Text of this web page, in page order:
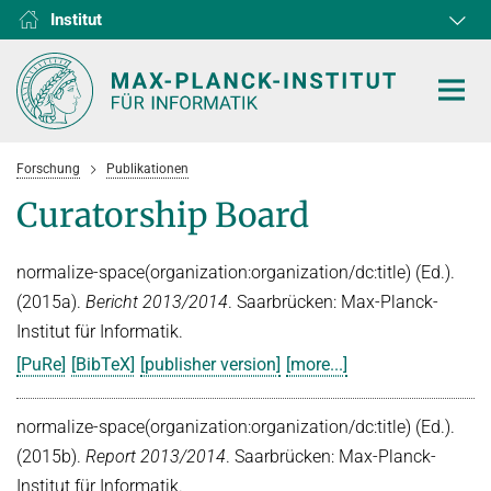
Institut
D1
D2
D3
D4
D5
D6
RG1
RG2
RG3
HOME
FORSCHUNG
ABTEILUNGEN
D2 Computer Vision and Machine Learning
D3 Internet Architecture
KOOPERATIONEN
FORSCHUNG
Computer Science at Max Planck
NEWS & EVENTS
AKTUELLES
PERSONEN
Forschung Publikationen
Curatorship Board
normalize-space(organization:organization/dc:title) (Ed.).
(2015a). Bericht 2013/2014. Saarbrücken: Max-Planck-
Institut für Informatik.
[PuRe] [BibTeX] [publisher version] [more...]
normalize-space(organization:organization/dc:title) (Ed.).
(2015b). Report 2013/2014. Saarbrücken: Max-Planck-
Institut für Informatik.